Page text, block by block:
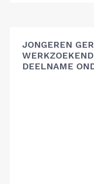
JONGEREN
DEELNAME